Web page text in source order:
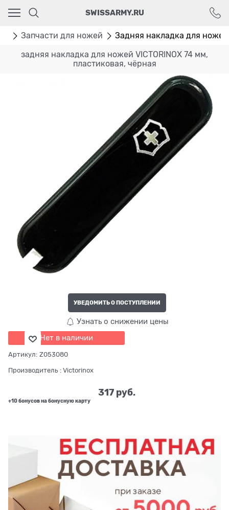
SWISSARMY.RU
Запчасти для ножей Задняя накладка для
задняя накладка для ножей VICTORINOX 74 мм,
пластиковая, чёрная
УВЕДОМИТЬ О ПОСТУПЛЕНИИ
Узнать о снижении цены
Нет в наличии
Артикул: Z053080
Производитель : Victorinox
317 руб.
+10 бонусов на бонусную карту
Ваш город - Москва,
угадали?
ДА НЕТ